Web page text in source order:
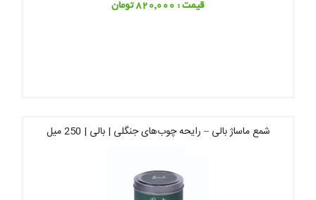
قیمت : 820,000 تومان
شمع ماساژ بالی – رایحه چوب‌های جنگلی | بالی | 250 میل